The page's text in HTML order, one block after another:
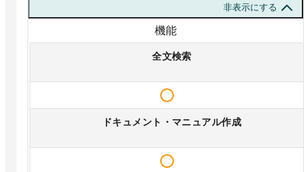
非表示にする
機能
全文検索
ドキュメント・マニュアル作成